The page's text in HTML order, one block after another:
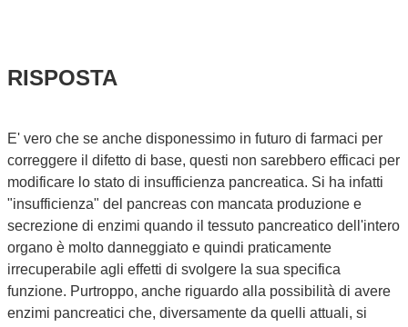
RISPOSTA
E' vero che se anche disponessimo in futuro di farmaci per
correggere il difetto di base, questi non sarebbero efficaci per
modificare lo stato di insufficienza pancreatica. Si ha infatti
"insufficienza" del pancreas con mancata produzione e
secrezione di enzimi quando il tessuto pancreatico dell'intero
organo è molto danneggiato e quindi praticamente
irrecuperabile agli effetti di svolgere la sua specifica
funzione. Purtroppo, anche riguardo alla possibilità di avere
enzimi pancreatici che, diversamente da quelli attuali, si